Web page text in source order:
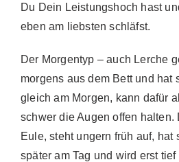
Du Dein Leistungshoch hast
eben am liebsten schläfst.
Der Morgentyp – auch Lerche
morgens aus dem Bett und hat
gleich am Morgen, kann dafür
schwer die Augen offen halten.
Eule, steht ungern früh auf, hat
später am Tag und wird erst